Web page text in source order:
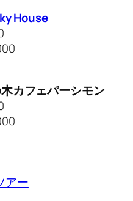
House
カフェパーシモン
アー